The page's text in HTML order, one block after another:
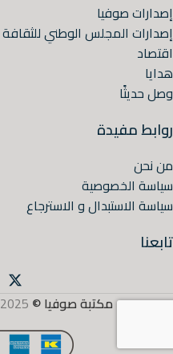
إصدارات صوفيا
إصدارات المجلس الوطني للثقافة
اقتصاد
هدايا
وصل حديثًا
روابط مفيدة
من نحن
سياسة الخصوصية
سياسة الاستبدال و الاسترجاع
تابعنا
مكتبة صوفيا © 2025 | Design by